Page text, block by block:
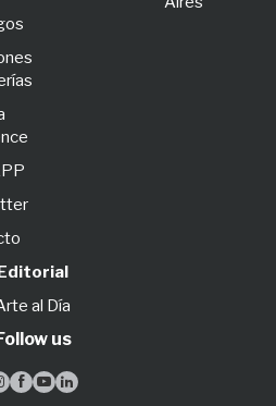
Editorial
al Día
us
  